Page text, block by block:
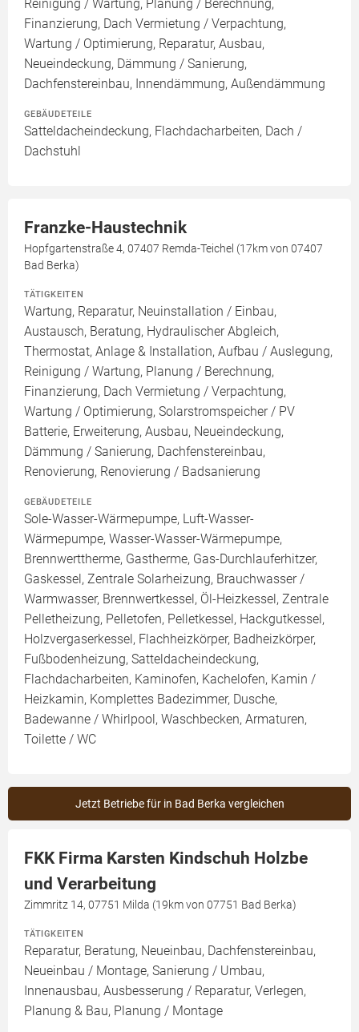
Reinigung / Wartung, Planung / Berechnung,
Finanzierung, Dach Vermietung / Verpachtung,
Wartung / Optimierung, Reparatur, Ausbau,
Neueindeckung, Dämmung / Sanierung,
Dachfenstereinbau, Innendämmung, Außendämmung
GEBÄUDETEILE
Satteldacheindeckung, Flachdacharbeiten, Dach /
Dachstuhl
Franzke-Haustechnik
Hopfgartenstraße 4, 07407 Remda-Teichel (17km von 07407
Bad Berka)
TÄTIGKEITEN
Wartung, Reparatur, Neuinstallation / Einbau,
Austausch, Beratung, Hydraulischer Abgleich,
Thermostat, Anlage & Installation, Aufbau / Auslegung,
Reinigung / Wartung, Planung / Berechnung,
Finanzierung, Dach Vermietung / Verpachtung,
Wartung / Optimierung, Solarstromspeicher / PV
Batterie, Erweiterung, Ausbau, Neueindeckung,
Dämmung / Sanierung, Dachfenstereinbau,
Renovierung, Renovierung / Badsanierung
GEBÄUDETEILE
Sole-Wasser-Wärmepumpe, Luft-Wasser-
Wärmepumpe, Wasser-Wasser-Wärmepumpe,
Brennwerttherme, Gastherme, Gas-Durchlauferhitzer,
Gaskessel, Zentrale Solarheizung, Brauchwasser /
Warmwasser, Brennwertkessel, Öl-Heizkessel, Zentrale
Pelletheizung, Pelletofen, Pelletkessel, Hackgutkessel,
Holzvergaserkessel, Flachheizkörper, Badheizkörper,
Fußbodenheizung, Satteldacheindeckung,
Flachdacharbeiten, Kaminofen, Kachelofen, Kamin /
Heizkamin, Komplettes Badezimmer, Dusche,
Badewanne / Whirlpool, Waschbecken, Armaturen,
Toilette / WC
Jetzt Betriebe für in Bad Berka vergleichen
FKK Firma Karsten Kindschuh Holzbe
und Verarbeitung
Zimmritz 14, 07751 Milda (19km von 07751 Bad Berka)
TÄTIGKEITEN
Reparatur, Beratung, Neueinbau, Dachfenstereinbau,
Neueinbau / Montage, Sanierung / Umbau,
Innenausbau, Ausbesserung / Reparatur, Verlegen,
Planung & Bau, Planung / Montage